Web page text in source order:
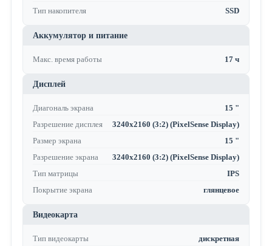
Тип накопителя
SSD
Аккумулятор и питание
Макс. время работы 17 ч
Дисплей
Диагональ экрана
15 "
Разрешение дисплея
3240x2160 (3:2) (PixelSense Display)
Размер экрана
15 "
Разрешение экрана
3240x2160 (3:2) (PixelSense Display)
Тип матрицы
IPS
Покрытие экрана
глянцевое
Видеокарта
Тип видеокарты
дискретная